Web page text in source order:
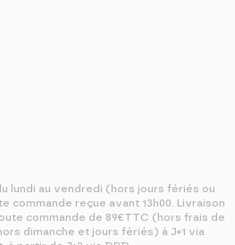
lundi au vendredi (hors jours fériés ou
commande reçue avant 13h00. Livraison
commande de 89€TTC (hors frais de
dimanche et jours fériés) à J+1 via